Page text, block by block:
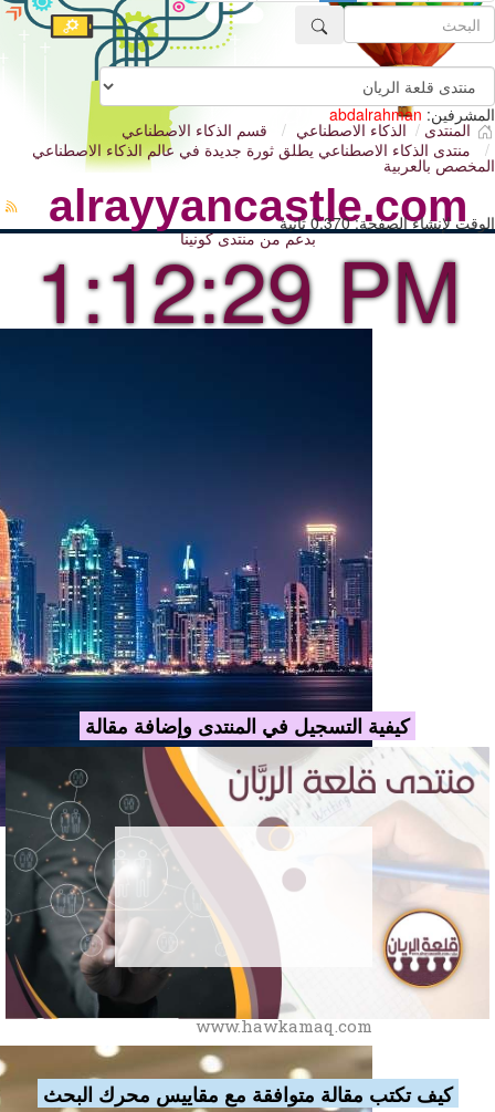
alrayyancastle.com
شارك خبراتك
المشرفين:abdalrahman
المنتدى الذكاء الاصطناعي
قسم الذكاء الاصطناعي
منتدى الذكاء الاصطناعي يطلق ثورة جديدة في عالم الذكاء الاصطناعي
المخصص بالعربية
الوقت لإنشاء الصفحة: 0.370 ثانية
بدعم من منتدى كونينا
1:12:31 PM
حوكمة انترناشيونال
للاستشارات الإدارية
www.hawkamaq.com
كيفية التسجيل في المنتدى وإضافة مقالة
كيف تكتب مقالة متوافقة مع مقاييس محرك البحث